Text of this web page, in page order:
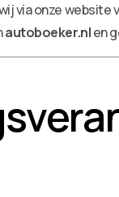
via onze
autoboeker.nlen